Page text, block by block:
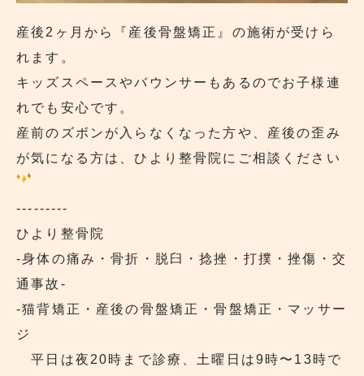
産後2ヶ月から『産後骨盤矯正』の施術が受けら
れます。
キッズスペースやバウンサーもあるのでお子様連
れでも安心です。
産前のズボンが入らなくなった方や、産後の歪み
が気になる方は、ひより整骨院にご相談ください
---------
ひより整骨院
‐身体の痛み・骨折・脱臼・捻挫・打撲・挫傷・交
通事故‐
‐猫背矯正・産後の骨盤矯正・骨盤矯正・マッサー
ジ
平日は夜20時まで診療、土曜日は9時〜13時で